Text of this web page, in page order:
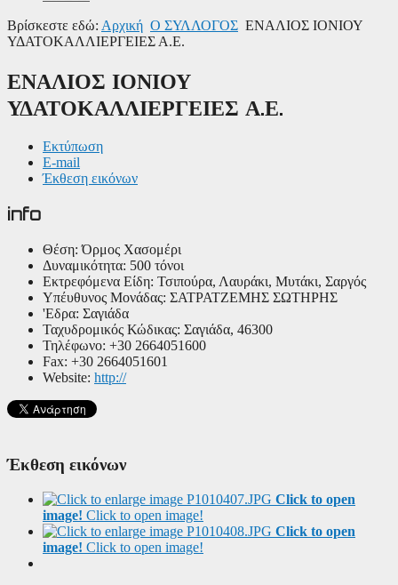
Βρίσκεστε εδώ: Αρχική Ο ΣΥΛΛΟΓΟΣ ΕΝΑΛΙΟΣ ΙΟΝΙΟΥ
ΥΔΑΤΟΚΑΛΛΙΕΡΓΕΙΕΣ Α.Ε.
ΕΝΑΛΙΟΣ ΙΟΝΙΟΥ
ΥΔΑΤΟΚΑΛΛΙΕΡΓΕΙΕΣ Α.Ε.
Εκτύπωση
E-mail
Έκθεση εικόνων
info
Θέση: Όρμος Χασομέρι
Δυναμικότητα: 500 τόνοι
Εκτρεφόμενα Είδη: Τσιπούρα, Λαυράκι, Μυτάκι, Σαργός
Υπέυθυνος Μονάδας: ΣΑΤΡΑΤΖΕΜΗΣ ΣΩΤΗΡΗΣ
'Εδρα: Σαγιάδα
Ταχυδρομικός Κώδικας: Σαγιάδα, 46300
Τηλέφωνο: +30 2664051600
Fax: +30 2664051601
Website: http://
Έκθεση εικόνων
Click to open
image! Click to open image!
Click to open
image! Click to open image!